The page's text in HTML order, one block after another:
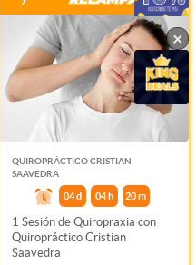
QUIROPRÁCTICO CRISTIAN
SAAVEDRA
04 d 04 h 20m
1 Sesión de Quiropraxia con
Quiropráctico Cristian
Saavedra
×